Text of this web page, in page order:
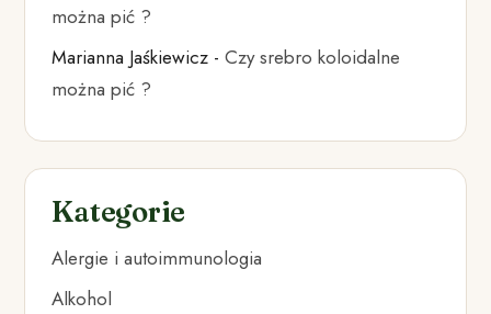
można pić ?
Marianna Jaśkiewicz -Czy srebro koloidalne
można pić ?
Kategorie
Alergie i autoimmunologia
Alkohol